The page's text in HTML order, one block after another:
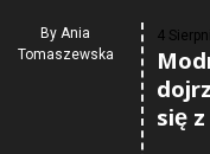
By Ania
Tomaszewska
4
się